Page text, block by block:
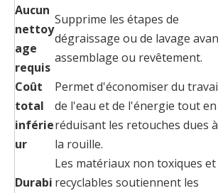
Aucun
nettoy
age
requis
Supprime les étapes de
dégraissage ou de lavage
assemblage ou revêtement.
Coût
total
inférie
ur
Permet d'économiser du
de l'eau et de l'énergie tout en
réduisant les retouches dues à
la rouille.
Durabi
Les matériaux non toxiques et
recyclables soutiennent les